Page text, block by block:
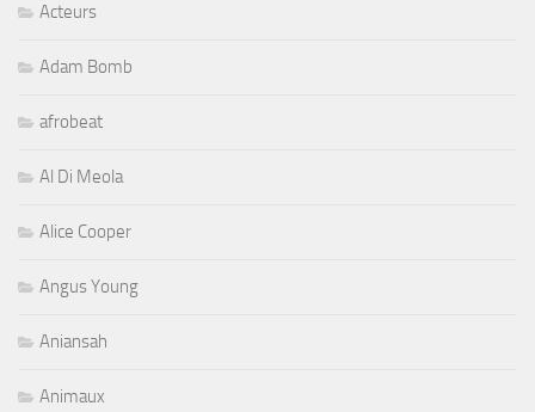
Acteurs
Adam Bomb
afrobeat
Al Di Meola
Alice Cooper
Angus Young
Aniansah
Animaux